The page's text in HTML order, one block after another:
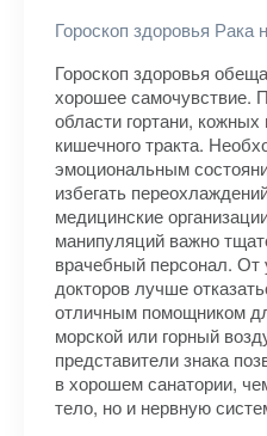
Гороскоп здоровья Рака
Гороскоп здоровья
хорошее самочувствие.
области гортани,
кишечного тракта.
эмоциональным
избегать
медицинские
манипуляций важно
врачебный персонал. От
докторов лучше
отличным помощником
морской или горный
представители знака
в хорошем санатории,
тело, но и нервную